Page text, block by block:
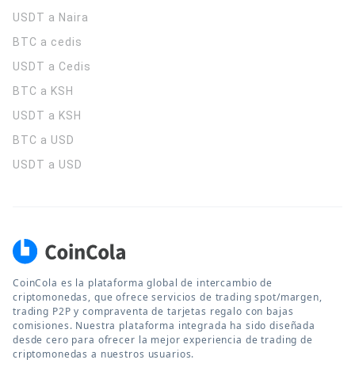
USDT a Naira
BTC a cedis
USDT a Cedis
BTC a KSH
USDT a KSH
BTC a USD
USDT a USD
CoinCola es la plataforma global de intercambio de
criptomonedas, que ofrece servicios de trading spot/margen,
trading P2P y compraventa de tarjetas regalo con bajas
comisiones. Nuestra plataforma integrada ha sido diseñada
desde cero para ofrecer la mejor experiencia de trading de
criptomonedas a nuestros usuarios.